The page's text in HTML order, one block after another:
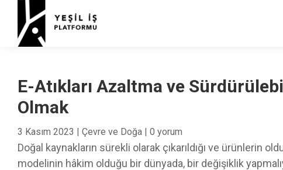
E-Atıkları Azaltma ve
Olmak
3 Kasım 2023 | Çevre ve Doğa | 0 yorum
D oğal kaynakların sürekli olarak çıkarıldığı ve ürünlerin
modelinin hâkim olduğu bir dünyada, bir değişiklik